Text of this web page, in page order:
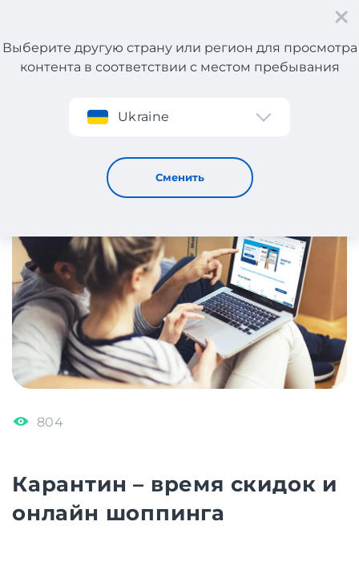
Регистрация
Выберите другую страну или регион для просмотра
контента в соответствии с местом пребывания
Ukraine
Сменить
Карантин – время скидок и онлайн шоппинга
804
Карантин – время скидок и
онлайн шоппинга